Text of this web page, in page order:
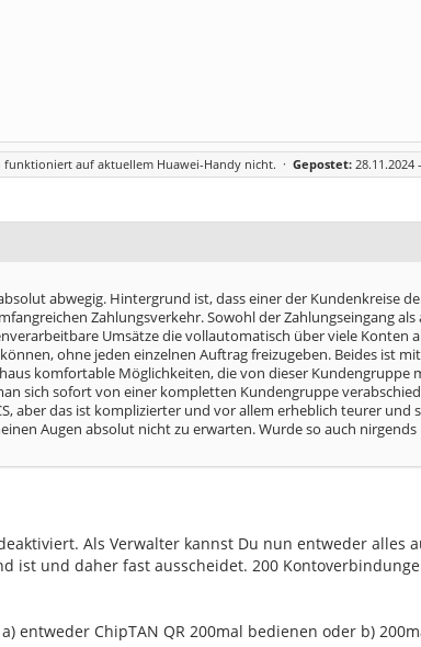
funktioniert auf aktuellem Huawei-Handy nicht. · Gepostet: 28.11.2024
abwegig. Hintergrund ist, dass einer der Kundenkreise
Zahlungsverkehr. Sowohl der Zahlungseingang als
Umsätze die vollautomatisch über viele Konten
ohne jeden einzelnen Auftrag freizugeben. Beides ist
komfortable Möglichkeiten, die von dieser Kundengruppe
sich sofort von einer kompletten Kundengruppe
aber das ist komplizierter und vor allem erheblich teurer und
Augen absolut nicht zu erwarten. Wurde so auch nirgends
Als Verwalter kannst Du nun entweder alles
ist und daher fast ausscheidet. 200
entweder ChipTAN QR 200mal bedienen oder b)